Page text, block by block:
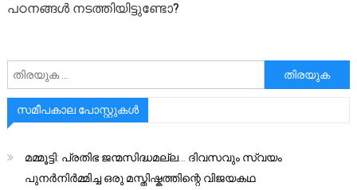
പഠനങ്ങൾ നടത്തിയിട്ടുണ്ടോ?
അനേഷിക്കുക
സമീപകാല പോസ്റ്റുകൾ
മമ്മൂട്ടി: പ്രതിഭ ജന്മസിദ്ധമല്ല… ദിവസവും സ്വയം
പുനർനിർമ്മിച്ച ഒരു മസ്തിഷ്കത്തിന്റെ വിജയകഥ